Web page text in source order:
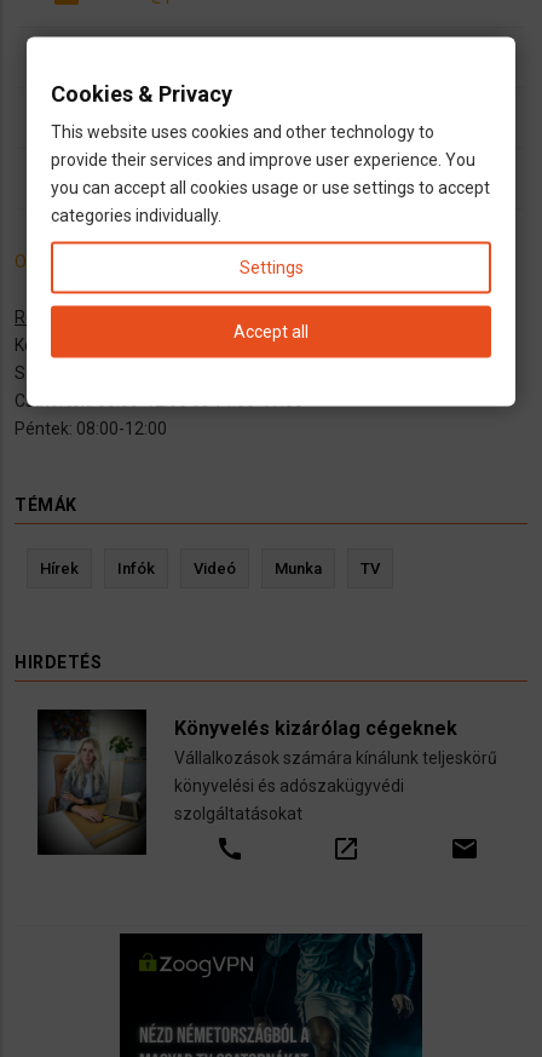
háziorvos általános orvos
outlined_flag Bayern
Online időpontfoglalás itt!
Rendelési id
Kedd: 08:00-12:00 és 14:00-17:00
Szerda: 08:00-12:00
Csütörtök: 08:00-12:00 és 14:00-17:00
Péntek: 08:00-12:00
TÉMÁK
Hírek Infók Videó Munka TV
HIRDETÉS
Könyvelés kizárólag cégeknek
Vállalkozások számára kínálunk teljeskörű
könyvelési és adószakügyvédi
szolgáltatásokat
call open_in_new email
Cookies & Privacy
This website uses cookies and other technology to
provide their services and improve user experience. You
you can accept all cookies usage or use settings to accept
categories individually.
Settings
Accept all